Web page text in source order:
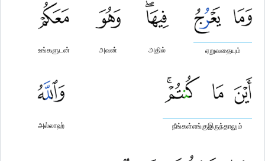
ஏறுவதையும்
அதில்
அவன்
உங்களுடன்
நீங்கள்எங்குஇருந்தாலும்
அல்லாஹ்